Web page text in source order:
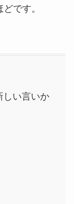
です。
しい言いか